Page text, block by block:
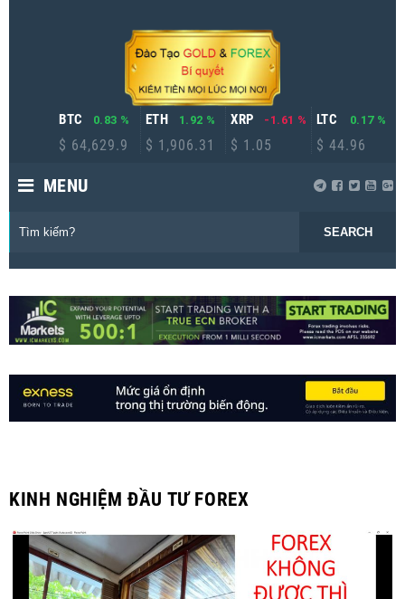
BTC
$ 64,629.9
0.83 %
ETH
$ 1,906.31
1.92 %
XRP
$ 1.05
-1.61 %
LTC
$ 44.96
0.17 %
SEARCH
MENU
KINH NGHIỆM ĐẦU TƯ FOREX